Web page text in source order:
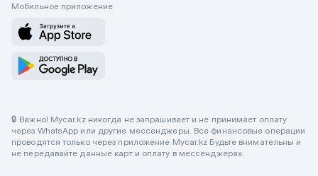
Мобильное приложение
🔒 Важно! Mycar.kz никогда не запрашивает и не принимает оплату
через WhatsApp или другие мессенджеры. Все финансовые операции
проводятся только через приложение Mycar.kz Будьте внимательны и
не передавайте данные карт и оплату в мессенджерах.